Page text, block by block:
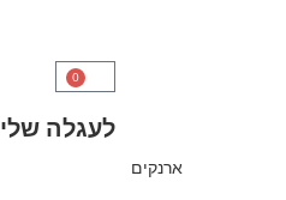
0
לעגלה שלי
ארנקים